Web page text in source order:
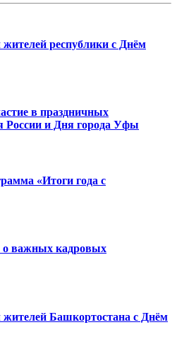
республики с Днём
в праздничных
России и Дня города Уфы
«Итоги года с
важных кадровых
Башкортостана с Днём